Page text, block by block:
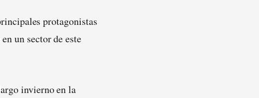
protagonistas
un sector de este
invierno en la